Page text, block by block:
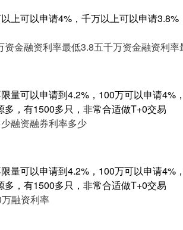
上可以申请4%，千万以上可以申请
资金融资利率最低3.8五千万资金融资利率
量可以申请到4.2%，100万可以申请4%
，有1500多只，非常合适做T+0交易
融资融券利率多少
量可以申请到4.2%，100万可以申请4%
，有1500多只，非常合适做T+0交易
融资利率